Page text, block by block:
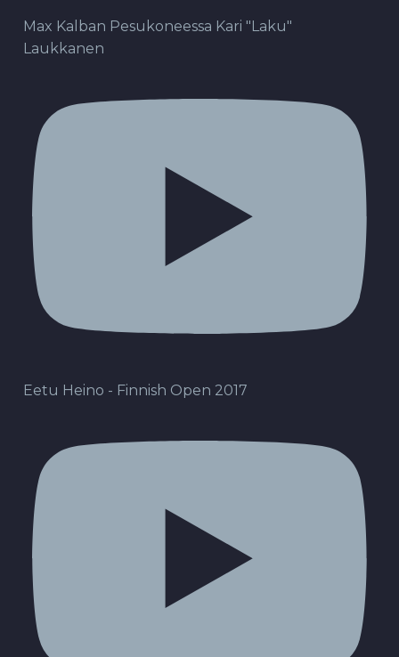
Max Kalban Pesukoneessa Kari "Laku"
Laukkanen
Eetu Heino - Finnish Open 2017